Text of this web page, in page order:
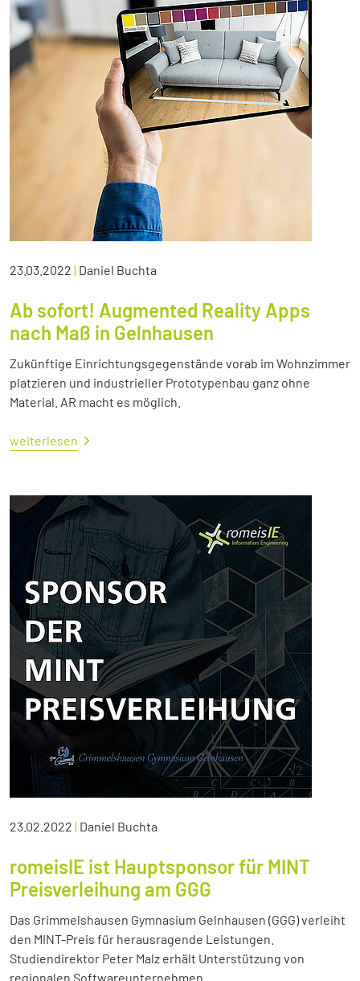
23.03.2022 | Daniel Buchta
Ab sofort! Augmented Reality Apps
nach Maß in Gelnhausen
Zukünftige Einrichtungsgegenstände vorab im Wohnzimmer
platzieren und industrieller Prototypenbau ganz ohne
Material. AR macht es möglich.
weiterlesen
23.02.2022 | Daniel Buchta
romeisIE ist Hauptsponsor für MINT
Preisverleihung am GGG
Das Grimmelshausen Gymnasium Gelnhausen (GGG) verleiht
den MINT-Preis für herausragende Leistungen.
Studiendirektor Peter Malz erhält Unterstützung von
regionalen Softwareunternehmen.